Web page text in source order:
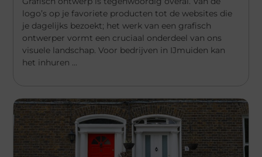
logo’s op je favoriete producten tot de websites die
je dagelijks bezoekt; het werk van een grafisch
ontwerper vormt een cruciaal onderdeel van ons
visuele landschap. Voor bedrijven in IJmuiden kan
het inhuren ...